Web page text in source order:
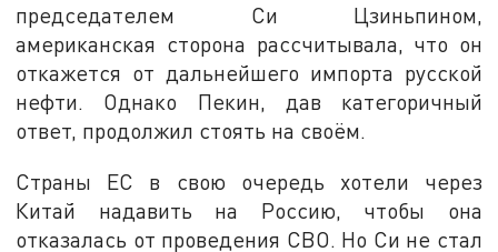
председателем Си Цзиньпином,
американская сторона рассчитывала, что он
откажется от дальнейшего импорта русской
нефти. Однако Пекин, дав категоричный
ответ, продолжил стоять на своём.
Страны ЕС в свою очередь хотели через
Китай надавить на Россию, чтобы она
отказалась от проведения СВО. Но Си не стал